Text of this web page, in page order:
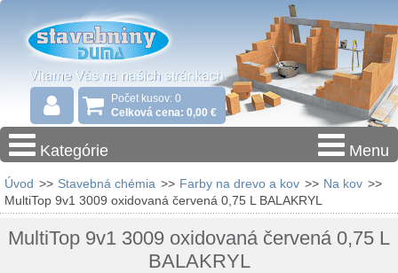
Počet kusov: 0
Celková cena: 0,00 €
Kategórie Menu
Úvod >> Stavebná chémia >> Farby na drevo a kov >> Na kov >>
MultiTop 9v1 3009 oxidovaná červená 0,75 L BALAKRYL
MultiTop 9v1 3009 oxidovaná červená 0,75 L
BALAKRYL